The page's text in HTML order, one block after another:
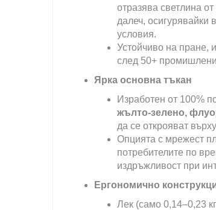
отразява светлина
далеч, осигурявайки
условия.
Устойчиво на пране,
след 50+
Ярка основна тъкан
Изработен от 100%
жълто-зелено,
да се открояват
Опцията с мрежест
потребителите по
издръжливост при
Ергономично
Лек (само 0,14–0,23